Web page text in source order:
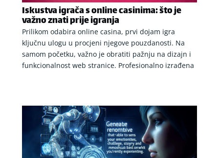
Iskustva igrača s online casinima: što je
važno znati prije igranja
Prilikom odabira online casina, prvi dojam igra
ključnu ulogu u procjeni njegove pouzdanosti. Na
samom početku, važno je obratiti pažnju na dizajn i
funkcionalnost web stranice. Profesionalno izrađena